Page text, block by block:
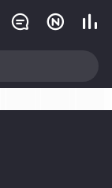
  